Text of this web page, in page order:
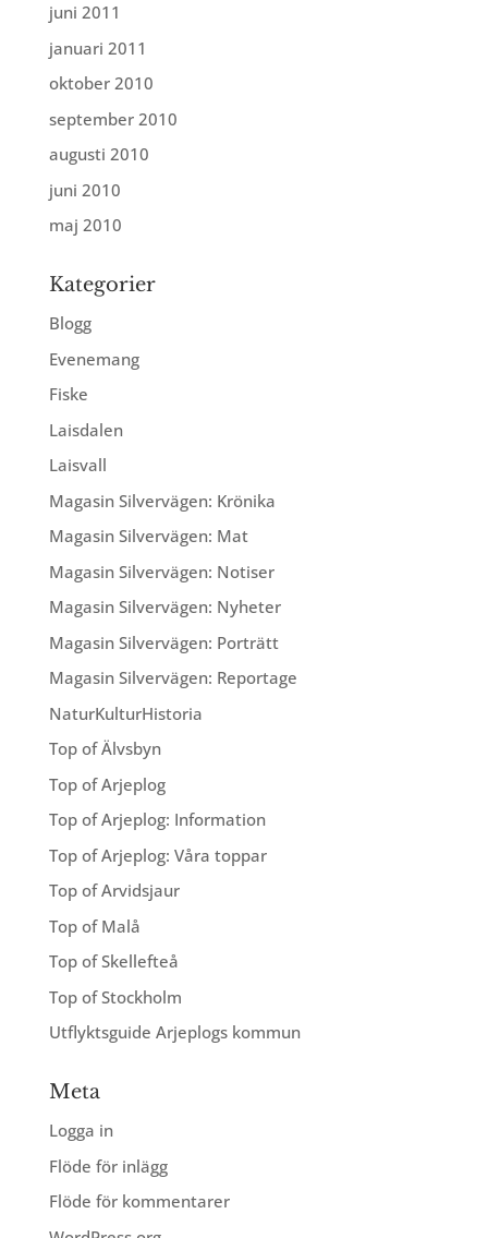
juni 2011
januari 2011
oktober 2010
september 2010
augusti 2010
juni 2010
maj 2010
Kategorier
Blogg
Evenemang
Fiske
Laisdalen
Laisvall
Magasin Silvervägen: Krönika
Magasin Silvervägen: Mat
Magasin Silvervägen: Notiser
Magasin Silvervägen: Nyheter
Magasin Silvervägen: Porträtt
Magasin Silvervägen: Reportage
NaturKulturHistoria
Top of Älvsbyn
Top of Arjeplog
Top of Arjeplog: Information
Top of Arjeplog: Våra toppar
Top of Arvidsjaur
Top of Malå
Top of Skellefteå
Top of Stockholm
Utflyktsguide Arjeplogs kommun
Meta
Logga in
Flöde för inlägg
Flöde för kommentarer